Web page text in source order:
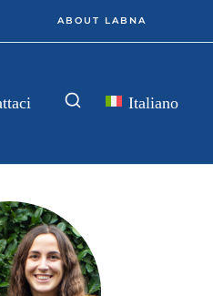
ABOUT LABNA
Italiano